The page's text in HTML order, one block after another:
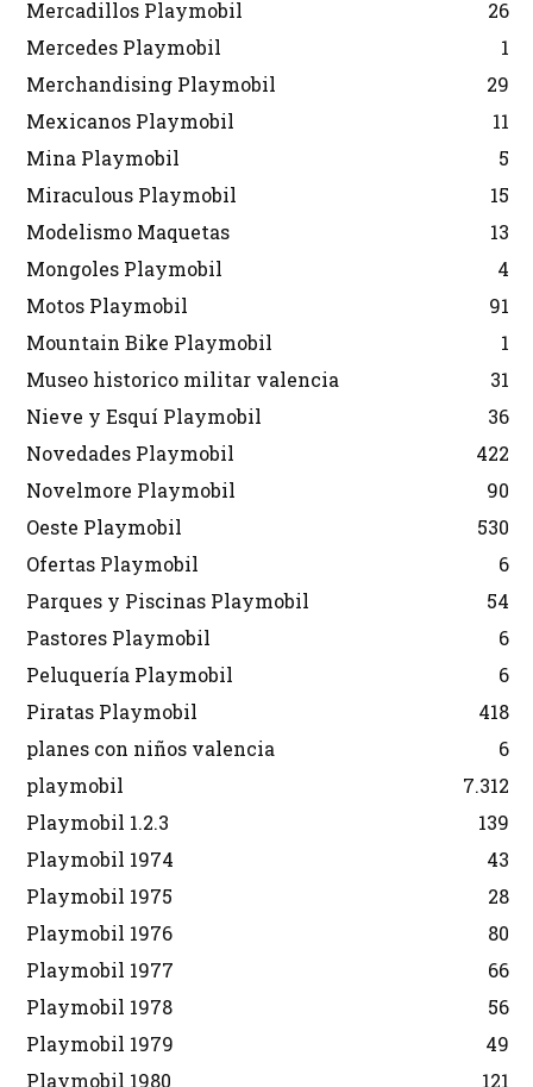
Mercadillos Playmobil
26
Mercedes Playmobil
1
Merchandising Playmobil
29
Mexicanos Playmobil
11
Mina Playmobil
5
Miraculous Playmobil
15
Modelismo Maquetas
13
Mongoles Playmobil
4
Motos Playmobil
91
Mountain Bike Playmobil
1
Museo historico militar valencia
31
Nieve y Esquí Playmobil
36
Novedades Playmobil
422
Novelmore Playmobil
90
Oeste Playmobil
530
Ofertas Playmobil
6
Parques y Piscinas Playmobil
54
Pastores Playmobil
6
Peluquería Playmobil
6
Piratas Playmobil
418
planes con niños valencia
6
playmobil
7.312
Playmobil 1.2.3
139
Playmobil 1974
43
Playmobil 1975
28
Playmobil 1976
80
Playmobil 1977
66
Playmobil 1978
56
Playmobil 1979
49
Playmobil 1980
121